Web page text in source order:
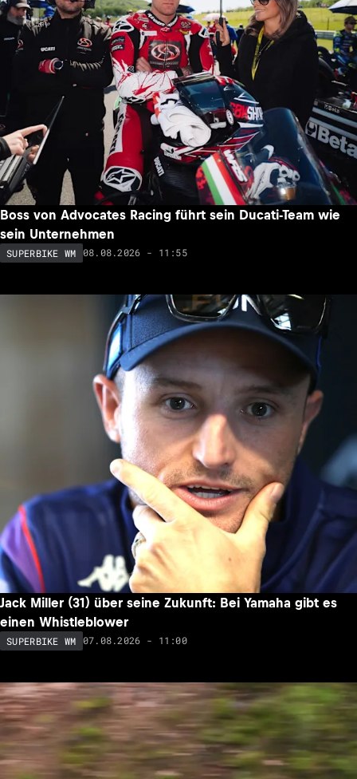
Boss von Advocates Racing führt sein Ducati-Team wie
sein Unternehmen
SUPERBIKE WM 08.08.2026 - 11:55
Jack Miller (31) über seine Zukunft: Bei Yamaha gibt es
einen Whistleblower
SUPERBIKE WM 07.08.2026 - 11:00